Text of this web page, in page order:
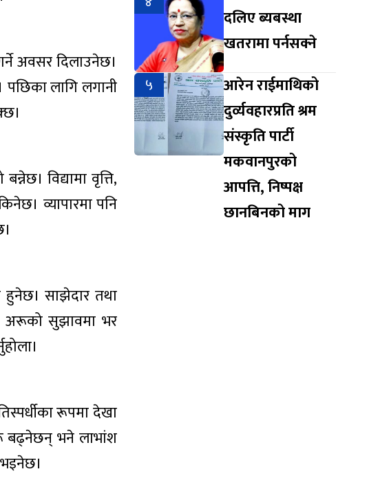
अवसर दिलाउनेछ।
लागि लगानी
विद्यामा वृत्ति,
व्यापारमा पनि
हुनेछ। साझेदार तथा
अरूको सुझावमा भर
रूपमा देखा
बढ्नेछन् भने लाभांश
दलिए ब्यबस्था
खतरामा पर्नसक्ने
५
आरेन राईमाथिको
दुर्व्यवहारप्रति श्रम
संस्कृति पार्टी
मकवानपुरको
आपत्ति, निष्पक्ष
छानबिनको माग